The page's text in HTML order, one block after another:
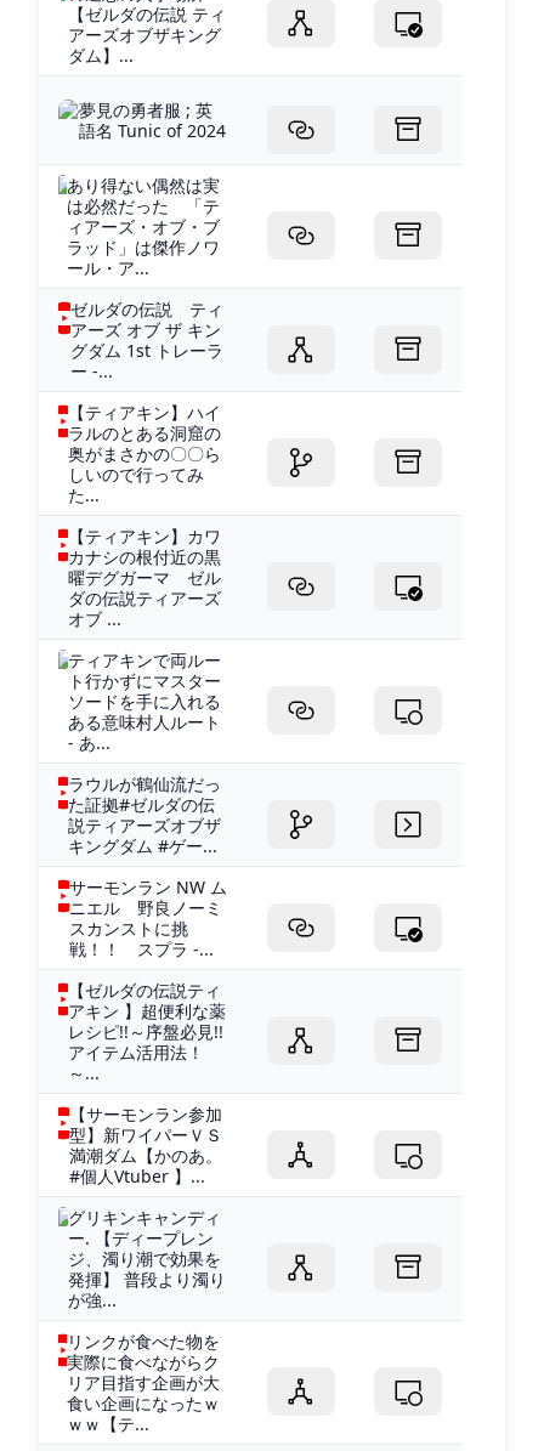
【ゼルダの伝説 ティ
アーズオブザキング
ダム】...
夢見の勇者服 ; 英
語名 Tunic of 2024
あり得ない偶然は実
は必然だった 「テ
ィアーズ・オブ・ブ
ラッド」は傑作ノワ
ール・ア...
ゼルダの伝説 ティ
アーズ オブ ザ キン
グダム 1st トレーラ
ー -...
【ティアキン】ハイ
ラルのとある洞窟の
奥がまさかの〇〇ら
しいので行ってみ
た...
【ティアキン】カワ
カナシの根付近の黒
曜デグガーマ ゼル
ダの伝説ティアーズ
オブ ...
ティアキンで両ルー
ト行かずにマスター
ソードを手に入れる
ある意味村人ルート
- あ...
ラウルが鶴仙流だっ
た証拠#ゼルダの伝
説ティアーズオブザ
キングダム #ゲー...
サーモンラン NW ム
ニエル 野良ノーミ
スカンストに挑
戦！！ スプラ -...
【ゼルダの伝説ティ
アキン 】超便利な薬
レシピ!!～序盤必見!!
アイテム活用法！
～...
【サーモンラン参加
型】新ワイパーＶＳ
満潮ダム【かのあ。
#個人Vtuber 】...
グリキンキャンディ
ー. 【ディープレン
ジ、濁り潮で効果を
発揮】 普段より濁り
が強...
リンクが食べた物を
実際に食べながらク
リア目指す企画が大
食い企画になったｗ
ｗｗ【テ...